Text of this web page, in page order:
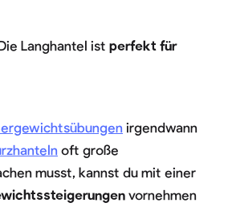
Langhantel ist perfekt für
irgendwann
oft große
musst, kannst du mit einer
vornehmen